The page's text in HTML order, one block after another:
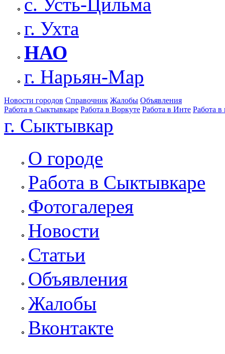
г. Ухта
НАО
г. Нарьян-Мар
Новости городов Справочник Жалобы Объявления
Работа в Сыктывкаре Работа в Воркуте Работа в Инте Работа в
г. Сыктывкар
О городе
Работа в Сыктывкаре
Фотогалерея
Новости
Статьи
Объявления
Жалобы
Вконтакте